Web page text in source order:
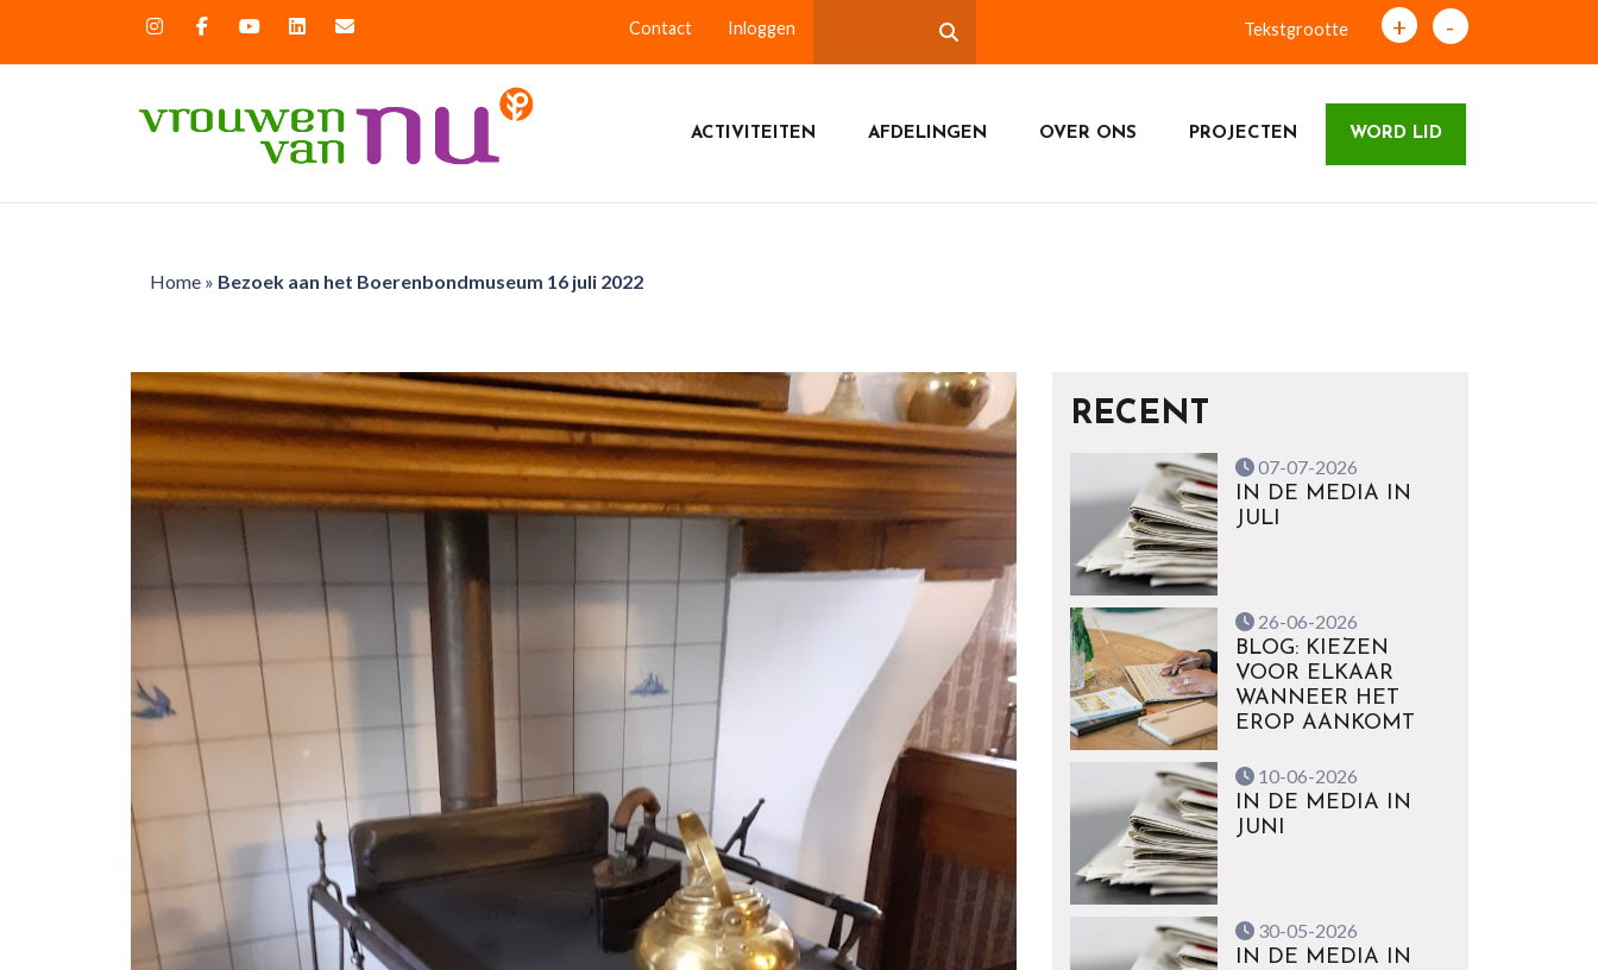
Contact Inloggen Tekstgrootte + -
ACTIVITEITEN AFDELINGEN OVER ONS PROJECTEN WORD LID
Home» Bezoek aan het Boerenbondmuseum 16 juli 2022
RECENT
07-07-2026
IN DE MEDIA IN
JULI
26-06-2026
BLOG: KIEZEN
VOOR ELKAAR
WANNEER HET
EROP AANKOMT
10-06-2026
IN DE MEDIA IN
JUNI
30-05-2026
IN DE MEDIA IN